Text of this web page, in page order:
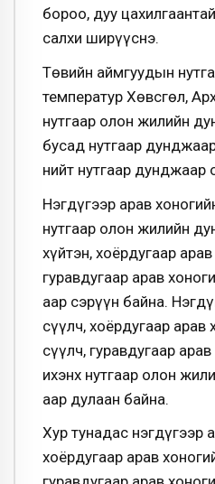
бороо, дуу
салхи ширүүснэ.
Төвийн аймгуудын
температур Хөвсгөл,
нутгаар олон жилийн
бусад нутгаар
нийт нутгаар дунджаар
Нэгдүгээр арав
нутгаар олон жилийн
хүйтэн, хоёрдугаар
гуравдугаар арав
аар сэрүүн байна.
сүүлч, хоёрдугаар арав
сүүлч, гуравдугаар
ихэнх нутгаар олон
аар дулаан байна.
Хур тунадас нэгдүгээр
хоёрдугаар арав